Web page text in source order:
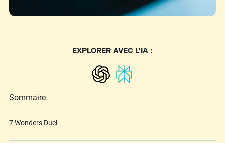
EXPLORER AVEC L'IA :
Sommaire
7 Wonders Duel